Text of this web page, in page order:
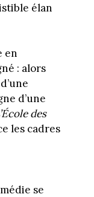
élan
en
: alors
d’une
des
les cadres
se